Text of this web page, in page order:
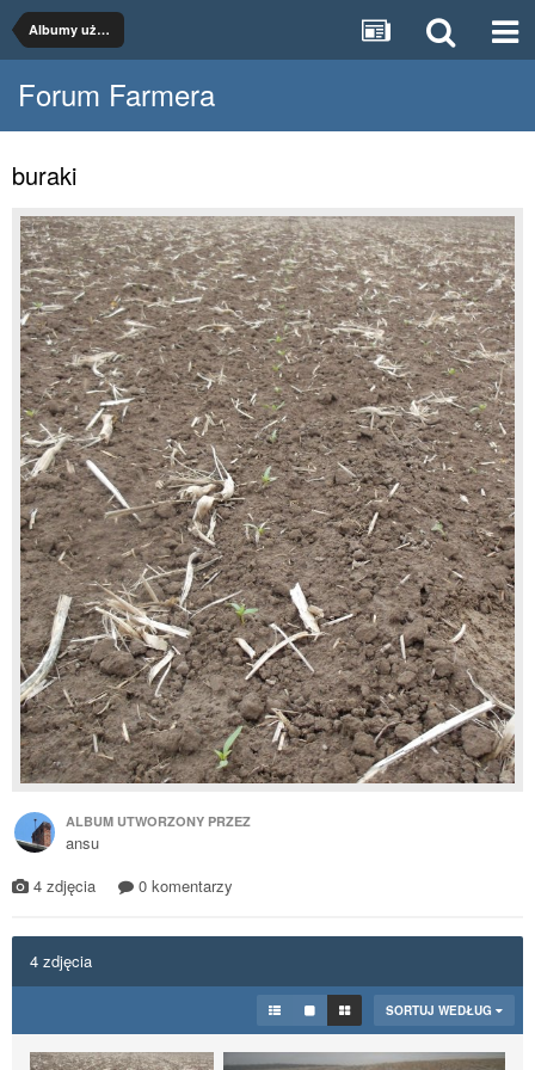
Albumy użytkowników
Forum Farmera
buraki
ALBUM UTWORZONY PRZEZ
ansu
4 zdjęcia
0 komentarzy
4 zdjęcia
SORTUJ WEDŁUG